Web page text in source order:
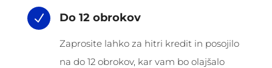
N Do 12 obrokov
Zaprosite lahko za hitri kredit in posojilo
na do 12 obrokov, kar vam bo olajšalo